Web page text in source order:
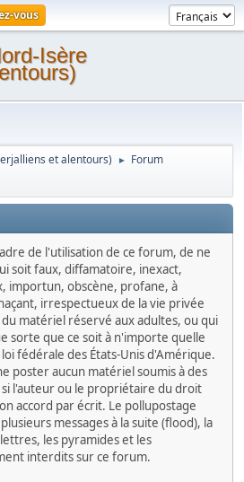
vous
Isère
et alentours) ► Forum
de l'utilisation de ce forum, de ne
soit faux, diffamatoire, inexact,
importun, obscène, profane, à
irrespectueux de la vie privée
matériel réservé aux adultes, ou qui
sorte que ce soit à n'importe quelle
fédérale des États-Unis d'Amérique.
poster aucun matériel soumis à des
l'auteur ou le propriétaire du droit
accord par écrit. Le pollupostage
messages à la suite (flood), la
les pyramides et les
interdits sur ce forum.